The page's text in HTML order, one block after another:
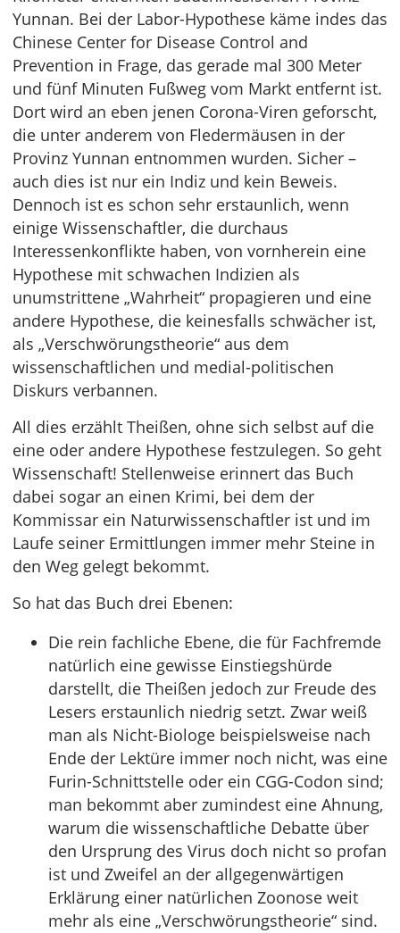
Yunnan. Bei der Labor-Hypothese käme indes das
Chinese Center for Disease Control and
Prevention in Frage, das gerade mal 300 Meter
und fünf Minuten Fußweg vom Markt entfernt ist.
Dort wird an eben jenen Corona-Viren geforscht,
die unter anderem von Fledermäusen in der
Provinz Yunnan entnommen wurden. Sicher –
auch dies ist nur ein Indiz und kein Beweis.
Dennoch ist es schon sehr erstaunlich, wenn
einige Wissenschaftler, die durchaus
Interessenkonflikte haben, von vornherein eine
Hypothese mit schwachen Indizien als
unumstrittene „Wahrheit“ propagieren und eine
andere Hypothese, die keinesfalls schwächer ist,
als „Verschwörungstheorie“ aus dem
wissenschaftlichen und medial-politischen
Diskurs verbannen.
All dies erzählt Theißen, ohne sich selbst auf die
eine oder andere Hypothese festzulegen. So geht
Wissenschaft! Stellenweise erinnert das Buch
dabei sogar an einen Krimi, bei dem der
Kommissar ein Naturwissenschaftler ist und im
Laufe seiner Ermittlungen immer mehr Steine in
den Weg gelegt bekommt.
So hat das Buch drei Ebenen:
Die rein fachliche Ebene, die für Fachfremde
natürlich eine gewisse Einstiegshürde
darstellt, die Theißen jedoch zur Freude des
Lesers erstaunlich niedrig setzt. Zwar weiß
man als Nicht-Biologe beispielsweise nach
Ende der Lektüre immer noch nicht, was eine
Furin-Schnittstelle oder ein CGG-Codon sind;
man bekommt aber zumindest eine Ahnung,
warum die wissenschaftliche Debatte über
den Ursprung des Virus doch nicht so profan
ist und Zweifel an der allgegenwärtigen
Erklärung einer natürlichen Zoonose weit
mehr als eine „Verschwörungstheorie“ sind.